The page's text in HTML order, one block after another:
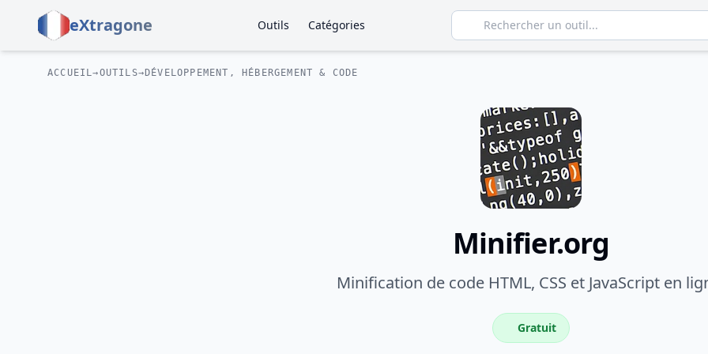
eXtragone Outils Catégories
ACCUEIL→OUTILS→ DÉVELOPPEMENT, HÉBERGEMENT & CODE
Minifier.org
Minification de code HTML, CSS et JavaScript en
Gratuit